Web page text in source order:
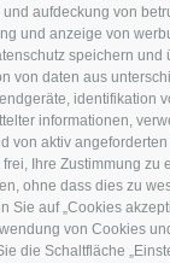
aufdeckung von
und anzeige von
speichern und
von daten aus
identifikation
informationen,
von aktiv
Ihre Zustimmung zu
ohne dass dies zu
Sie auf „Cookies
von Cookies
die Schaltfläche